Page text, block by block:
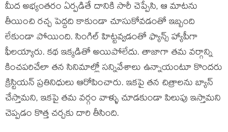
మీద అభ్యంతరం ఏర్పడితే దానికి సారీ చెప్పేసి, ఆ మాటను
తీయించి రచ్చ పెద్దది కాకుండా చూసుకోవడంతో ఇబ్బంది
లేకుండా పోయింది. సింగిల్ హిట్టవ్వడంతో ఫ్యాన్స్ హ్యాపీగా
ఫీలయ్యారు. కథ ఇక్కడితో అయిపోలేదు. తాజాగా తమ వర్గాన్ని
కించపరిచేలా తన సినిమాల్లో సన్నివేశాలు ఉన్నాయంటూ కొందరు
క్రిస్టియన్ ప్రతినిధులు ఆరోపించారు. ఇకపై తన చిత్రాలను బ్యాన్
చేస్తామని, ఇకపై తమ వర్గం వాళ్ళు చూడకుండా పిలుపు ఇస్తామని
చెప్పడం కొత్త చర్చకు దారి తీసింది.